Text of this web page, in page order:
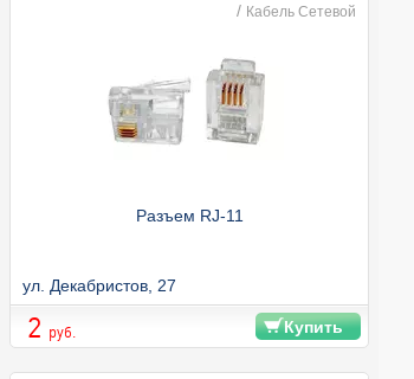
/ Кабель Сетевой
Разъем RJ-11
ул. Декабристов, 27
2 руб. Купить